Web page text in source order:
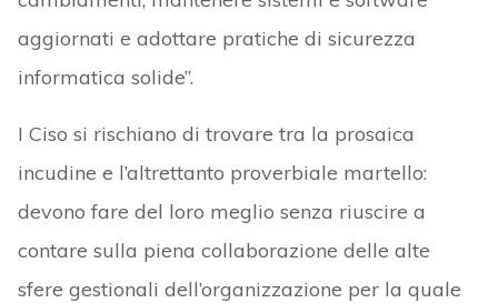
aggiornati e adottare pratiche di sicurezza
informatica solide”.
I Ciso si rischiano di trovare tra la prosaica
incudine e l’altrettanto proverbiale martello:
devono fare del loro meglio senza riuscire a
contare sulla piena collaborazione delle alte
sfere gestionali dell’organizzazione per la quale